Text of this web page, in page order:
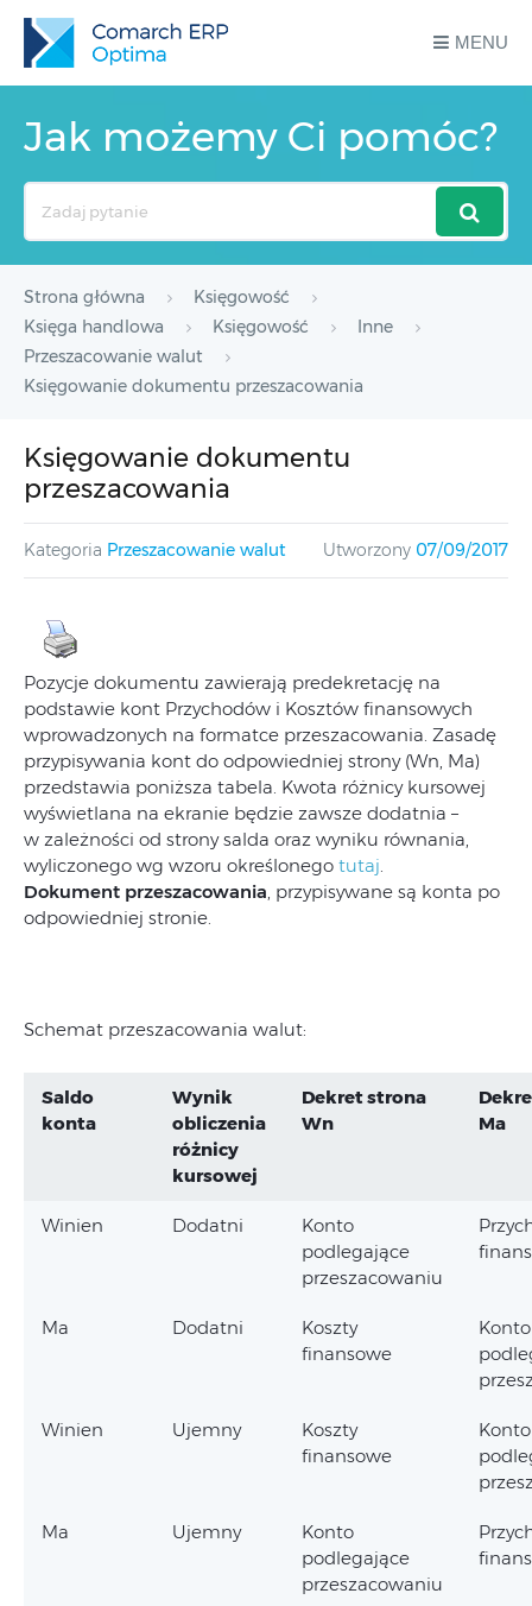
MENU
Jak możemy Ci pomóc?
Strona główna
Księgowość
Księga handlowa
Księgowość
Inne
Przeszacowanie walut
Księgowanie dokumentu przeszacowania
Księgowanie dokumentu
przeszacowania
Kategoria Przeszacowanie walut Utworzony 07/09/2017
Pozycje dokumentu zawierają predekretację na
podstawie kont Przychodów i Kosztów finansowych
wprowadzonych na formatce przeszacowania. Zasadę
przypisywania kont do odpowiedniej strony (Wn, Ma)
przedstawia poniższa tabela. Kwota różnicy kursowej
wyświetlana na ekranie będzie zawsze dodatnia –
w zależności od strony salda oraz wyniku równania,
wyliczonego wg wzoru określonego tutaj.
Dokument przeszacowania, przypisywane są konta po
odpowiedniej stronie.
Schemat przeszacowania walut:
Saldo
konta
Wynik
obliczenia
różnicy
kursowej
Dekret strona
Wn
Ma
Winien Dodatni
Konto
podlegające
przeszacowaniu
Ma Dodatni
Koszty
finansowe
Konto
Winien Ujemny
Koszty
finansowe
Konto
Ma Ujemny
Konto
podlegające
przeszacowaniu